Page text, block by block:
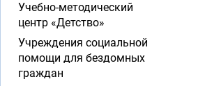
Учебно-методический
центр «Детство»
Учреждения социальной
помощи для бездомных
граждан